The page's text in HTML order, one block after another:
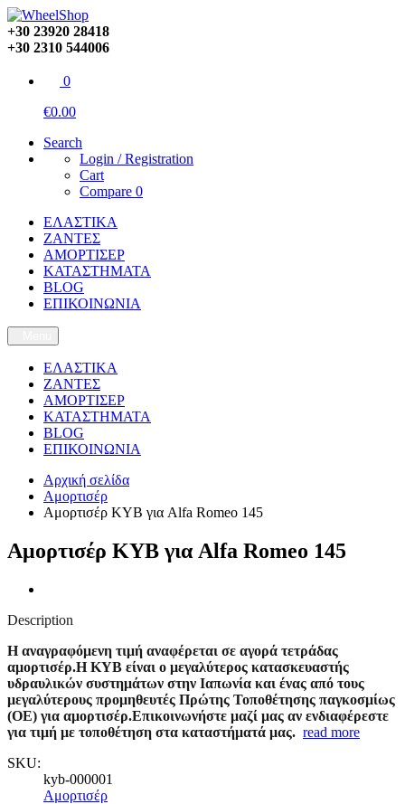
+30 23920 28418
+30 2310 544006
0
€0.00
Search
Login / Registration
Cart
Compare 0
ΕΛΑΣΤΙΚΑ
ΖΑΝΤΕΣ
ΑΜΟΡΤΙΣΕΡ
ΚΑΤΑΣΤΗΜΑΤΑ
BLOG
ΕΠΙΚΟΙΝΩΝΙΑ
ΕΛΑΣΤΙΚΑ
ΖΑΝΤΕΣ
ΑΜΟΡΤΙΣΕΡ
ΚΑΤΑΣΤΗΜΑΤΑ
BLOG
ΕΠΙΚΟΙΝΩΝΙΑ
Αρχική σελίδα
Αμορτισέρ
Αμορτισέρ KYB για Alfa Romeo 145
Αμορτισέρ KYB για Alfa Romeo 145
Description
Η αναγραφόμενη τιμή αναφέρεται σε αγορά τετράδας
αμορτισέρ.Η KYB είναι ο μεγαλύτερος κατασκευαστής
υδραυλικών συστημάτων στην Ιαπωνία και ένας από τους
μεγαλύτερους προμηθευτές Πρώτης Τοποθέτησης παγκοσμίως
(OE) για αμορτισέρ.Επικοινωνήστε μαζί μας αν ενδιαφέρεστε
για τιμή με τοποθέτηση στα καταστήματά μας. read more
SKU:
kyb-000001
Αμορτισέρ